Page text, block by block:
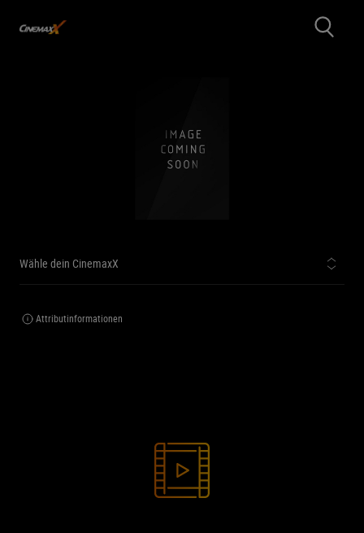
Wähle dein CinemaxX
Attributinformationen